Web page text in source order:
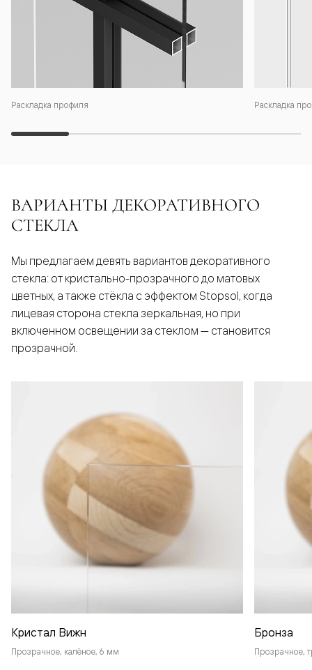
Раскладка профиля Раскладка
ВАРИАНТЫ ДЕКОРАТИВНОГО
СТЕКЛА
Мы предлагаем девять вариантов декоративного
стекла: от кристально-прозрачного до матовых
цветных, а также стёкла с эффектом Stopsol, когда
лицевая сторона стекла зеркальная, но при
включенном освещении за стеклом — становится
прозрачной.
Кристал Вижн
Прозрачное, калёное, 6 мм
Бронза
Прозрачное,